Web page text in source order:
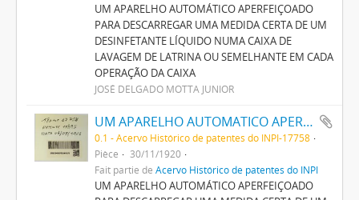
UM APARELHO AUTOMÁTICO APERFEIÇOADO
PARA DESCARREGAR UMA MEDIDA CERTA DE UM
DESINFETANTE LÍQUIDO NUMA CAIXA DE
LAVAGEM DE LATRINA OU SEMELHANTE EM CADA
OPERAÇÃO DA CAIXA
JOSÉ DELGADO MOTTA JUNIOR
UM APARELHO AUTOMATICO APERFEIÇOADO PARA DESCARREGAR UMA MEDIDA CERTA DE UM LIQUIDO DESINFECTANTE NUMA CAIXA DE LAVAGEM DE LATRINA OU SEMELHANTE
0.1 - Acervo Histórico de patentes do INPI-17758
Pièce
30/11/1920
Fait partie de Acervo Histórico de patentes do INPI
UM APARELHO AUTOMÁTICO APERFEIÇOADO